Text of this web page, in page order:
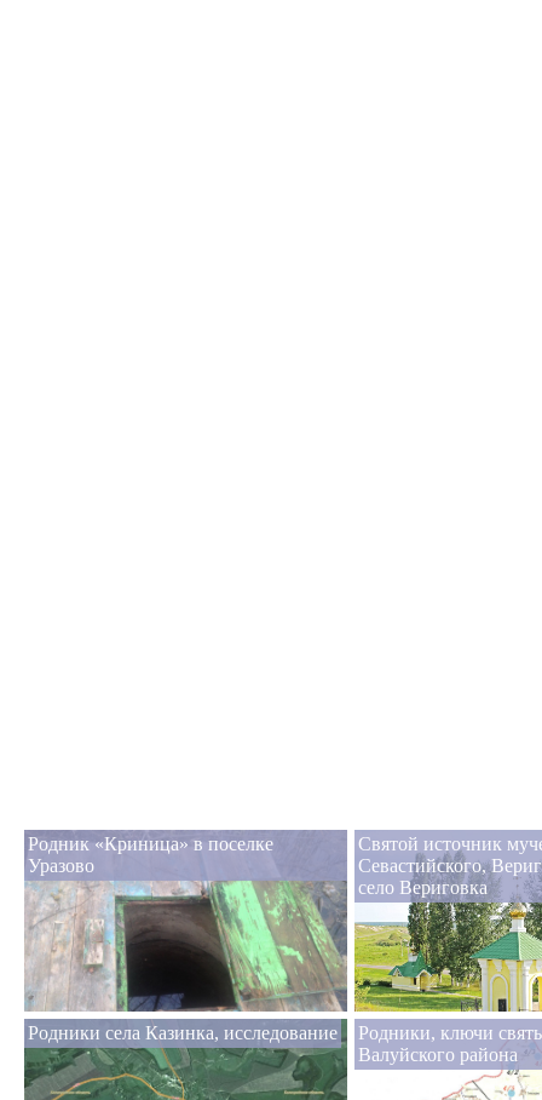
Родник «Криница» в поселке
Уразово
Святой источник
Севастийского,
село Вериговка
Родники села Казинка, исследование
Родники, ключи
Валуйского района